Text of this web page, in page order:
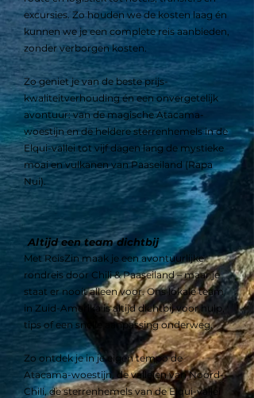
excursies. Zo houden we de kosten laag én
kunnen we je een complete reis aanbieden,
zonder verborgen kosten.
Zo geniet je van de beste prijs-
kwaliteitverhouding én een onvergetelijk
avontuur: van de magische Atacama-
woestijn en de heldere sterrenhemels in de
Elqui-vallei tot vijf dagen lang de mystieke
moai en vulkanen van Paaseiland (Rapa
Nui).
Altijd een team dichtbij
Met ReisZin maak je een avontuurlijke
rondreis door Chili & Paaseiland – maar je
staat er nooit alleen voor. Ons lokale team
in Zuid-Amerika is altijd dichtbij voor hulp,
tips of een snelle aanpassing onderweg.
Zo ontdek je in je eigen tempo de
Atacama-woestijn, de valleien van Noord-
Chili, de sterrenhemels van de Elqui-vallei